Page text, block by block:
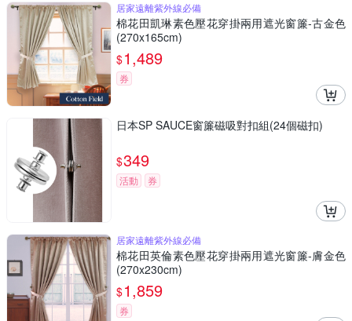
居家遠離紫外線必備
棉花田凱琳素色壓花穿掛兩用遮光窗簾-古金色
(270x165cm)
$1,489
券
日本SP SAUCE窗簾磁吸對扣組(24個磁扣)
$349
活動 券
居家遠離紫外線必備
棉花田英倫素色壓花穿掛兩用遮光窗簾-膚金色
(270x230cm)
$1,859
券